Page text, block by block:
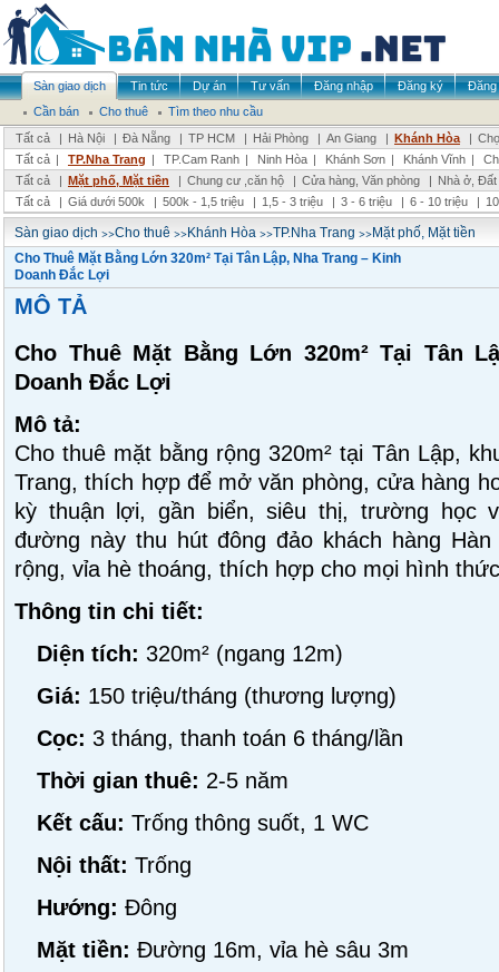
Sàn giao dịch Tin tức Dự án Tư vấn Đăng nhập Đăng ký
Đăng
Cần bán
Cho thuê
Tìm theo nhu cầu
Tất cả
| Hà Nội | Đà Nẵng | TP HCM | Hải Phòng | An Giang | Khánh Hòa |
Tất cả | TP.Nha Trang | TP.Cam Ranh | Ninh Hòa | Khánh Sơn | Khánh Vĩnh |
Tất cả
| Mặt phố, Mặt tiền | Chung cư ,căn hộ | Cửa hàng, Văn phòng | Nhà ở,
Tất cả
| Giá dưới 500k | 500k - 1,5 triệu | 1,5 - 3 triệu | 3 - 6 triệu | 6 - 10 triệu |
Sàn giao dịch >>Cho thuê >>Khánh Hòa >>TP.Nha Trang >>Mặt phố, Mặt tiền
Cho Thuê Mặt Bằng Lớn 320m² Tại Tân Lập, Nha Trang – Kinh
Doanh Đắc Lợi
MÔ TẢ
Cho Thuê Mặt Bằng Lớn 320m² Tại Tân
Doanh Đắc Lợi
Mô tả:
Cho thuê mặt bằng rộng 320m² tại Tân Lập,
Trang, thích hợp để mở văn phòng, cửa hàng
kỳ thuận lợi, gần biển, siêu thị, trường học
đường này thu hút đông đảo khách hàng
rộng, vỉa hè thoáng, thích hợp cho mọi hình
Thông tin chi tiết:
Diện tích: 320m² (ngang 12m)
Giá: 150 triệu/tháng (thương lượng)
Cọc: 3 tháng, thanh toán 6 tháng/lần
Thời gian thuê: 2-5 năm
Kết cấu: Trống thông suốt, 1 WC
Nội thất: Trống
Hướng: Đông
Mặt tiền: Đường 16m, vỉa hè sâu 3m